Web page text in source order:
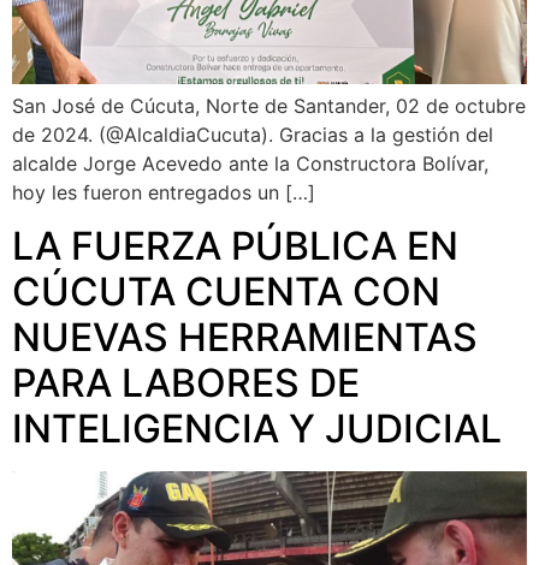
San José de Cúcuta, Norte de Santander, 02 de octubre
de 2024. (@AlcaldiaCucuta). Gracias a la gestión del
alcalde Jorge Acevedo ante la Constructora Bolívar,
hoy les fueron entregados un […]
LA FUERZA PÚBLICA EN
CÚCUTA CUENTA CON
NUEVAS HERRAMIENTAS
PARA LABORES DE
INTELIGENCIA Y JUDICIAL